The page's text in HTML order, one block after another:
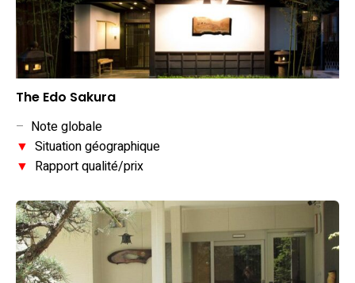
The Edo Sakura
– Note globale
▼ Situation géographique
▼ Rapport qualité/prix